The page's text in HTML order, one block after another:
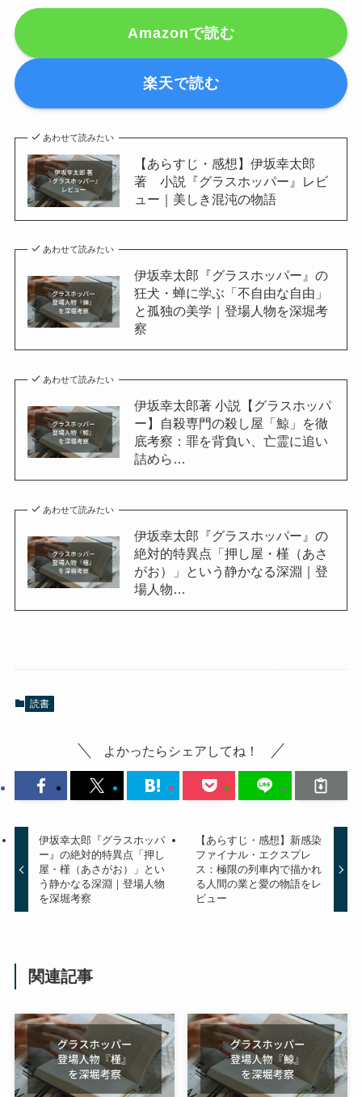
Amazonで読む
楽天で読む
あわせて読みたい
【あらすじ・感想】伊坂幸太郎
著 小説『グラスホッパー』レビ
ュー｜美しき混沌の物語
あわせて読みたい
伊坂幸太郎『グラスホッパー』の
狂犬・蝉に学ぶ「不自由な自由」
と孤独の美学｜登場人物を深堀考
察
あわせて読みたい
伊坂幸太郎著 小説【グラスホッパ
ー】自殺専門の殺し屋「鯨」を徹
底考察：罪を背負い、亡霊に追い
詰めら…
あわせて読みたい
伊坂幸太郎『グラスホッパー』の
絶対的特異点「押し屋・槿（あさ
がお）」という静かなる深淵｜登
場人物…
読書
よかったらシェアしてね！
伊坂幸太郎『グラスホッパ
ー』の絶対的特異点「押し
屋・槿（あさがお）」とい
う静かなる深淵｜登場人物
を深堀考察
【あらすじ・感想】新感染
ファイナル・エクスプレ
ス：極限の列車内で描かれ
る人間の業と愛の物語をレ
ビュー
関連記事